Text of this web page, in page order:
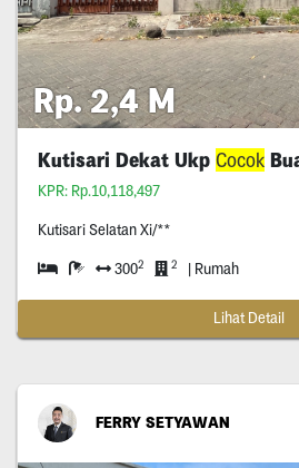
Rp. 2,4 M
Kutisari Dekat Ukp Cocok
KPR: Rp.10,118,497
Kutisari Selatan Xi/**
3002 2 | Rumah
Lihat Detail
FERRY SETYAWAN